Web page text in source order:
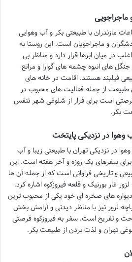
مازندران با طبیعتی بکر و آب وهوایی
و ماجراجویان است. این روستا به
اغلب در میان ابرها قرار دارد و مناظر بی
های انبوه چشمه های گوارا و مراتع
فیلبند هستند. اقامت در خانه های
طبیعت از جمله فعالیت های محبوب در
است برای فرار از شلوغی شهر تنفس
بکر.
در نزدیکی پایتخت
در نزدیکی تهران با طبیعتی زیبا و آب
سفرهای یک روزه و آخر هفته است. این
و تاریخی فراوانی است که از جمله آن ها
غار بورنیک و قلعه فیروزکوه اشاره کرد.
دیواره های صخره ای خود یکی از محبوب ترین
لزور نیز با مناظر دیدنی و آرامش بخش
و تفریح است. سفر به فیروزکوه فرصتی
تهران و لذت بردن از طبیعت بکر.